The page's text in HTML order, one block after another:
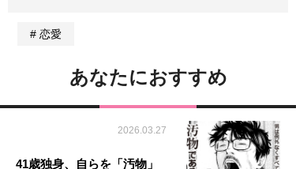
恋愛
あなたにおすすめ
2026.03.27
41歳独身、自らを「汚物」